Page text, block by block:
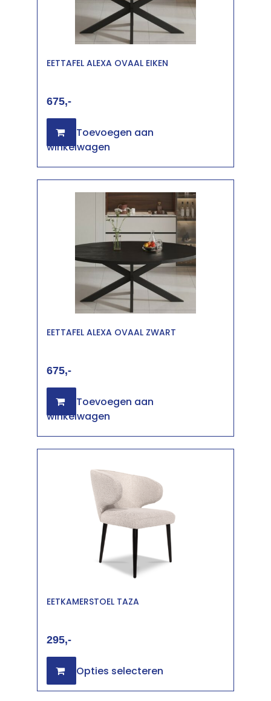
EETTAFEL ALEXA OVAAL EIKEN
675
Toevoegen aan
winkelwagen
EETTAFEL ALEXA OVAAL ZWART
675
Toevoegen aan
winkelwagen
EETKAMERSTOEL TAZA
295
Opties selecteren